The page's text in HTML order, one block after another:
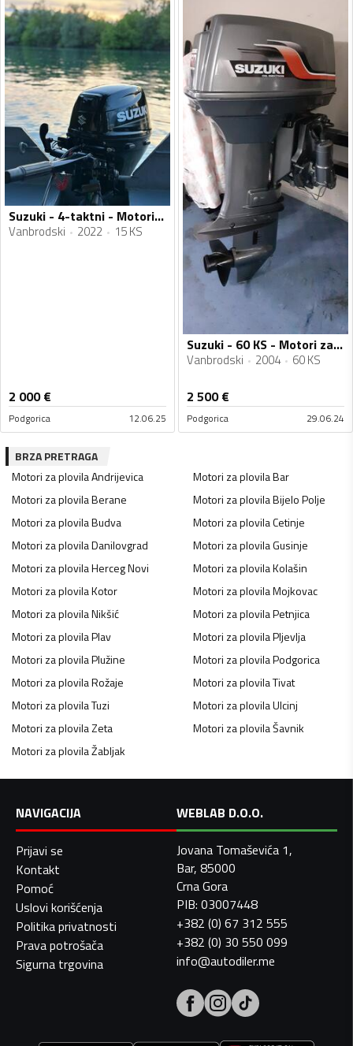
Suzuki - 4-taktni - Motori za plovila
Vanbrodski 2022 15 KS
2 000€
Podgorica 12.06.25
Suzuki - 60 KS - Motori za plovila
Vanbrodski 2004 60 KS
2 500€
Podgorica 29.06.24
BRZA PRETRAGA
Motori za plovilaAndrijevica Motori za plovilaBar
Motori za plovilaBerane Motori za plovilaBijelo Polje
Motori za plovilaBudva Motori za plovilaCetinje
Motori za plovilaDanilovgrad Motori za plovilaGusinje
Motori za plovilaHerceg Novi Motori za plovilaKolašin
Motori za plovilaKotor Motori za plovilaMojkovac
Motori za plovilaNikšić Motori za plovilaPetnjica
Motori za plovilaPlav Motori za plovilaPljevlja
Motori za plovilaPlužine Motori za plovilaPodgorica
Motori za plovilaRožaje Motori za plovilaTivat
Motori za plovilaTuzi Motori za plovilaUlcinj
Motori za plovilaZeta Motori za plovilaŠavnik
Motori za plovilaŽabljak
NAVIGACIJA
Prijavi se
Kontakt
Pomoć
Uslovi korišćenja
Politika privatnosti
Prava potrošača
Sigurna trgovina
WEBLAB D.O.O.
Jovana Tomaševića 1,
Bar, 85000
Crna Gora
PIB: 03007448
+382 (0) 67 312 555
+382 (0) 30 550 099
info@autodiler.me